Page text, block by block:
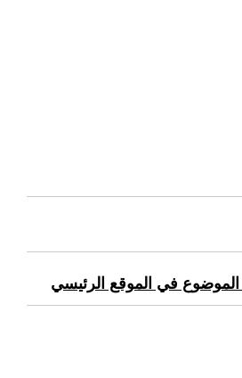
الموضوع في الموقع الرئيسي